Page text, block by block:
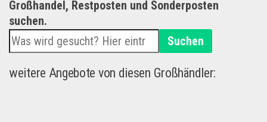
Großhandel, Restposten und Sonderposten
suchen.
Suchen
weitere Angebote von diesen Großhändler: